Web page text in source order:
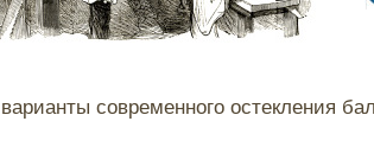
современного остекления